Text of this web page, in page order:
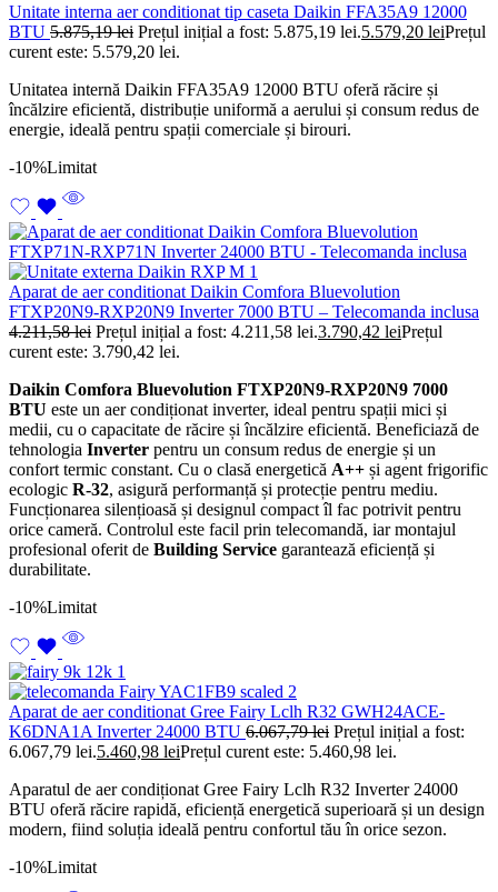
Unitate interna aer conditionat tip caseta Daikin FFA35A9 12000
BTU 5.875,19lei Prețul inițial a fost: 5.875,19 lei.5.579,20 leiPrețul
curent este: 5.579,20 lei.
Unitatea internă Daikin FFA35A9 12000 BTU oferă răcire și
încălzire eficientă, distribuție uniformă a aerului și consum redus de
energie, ideală pentru spații comerciale și birouri.
-10%Limitat
Aparat de aer conditionat Daikin Comfora Bluevolution
FTXP20N9-RXP20N9 Inverter 7000 BTU – Telecomanda inclusa
4.211,58lei Prețul inițial a fost: 4.211,58 lei.3.790,42 leiPrețul
curent este: 3.790,42 lei.
Daikin Comfora Bluevolution FTXP20N9-RXP20N9 7000
BTU este un aer condiționat inverter, ideal pentru spații mici și
medii, cu o capacitate de răcire și încălzire eficientă. Beneficiază de
tehnologia Inverter pentru un consum redus de energie și un
confort termic constant. Cu o clasă energetică A++ și agent frigorific
ecologic R-32, asigură performanță și protecție pentru mediu.
Funcționarea silențioasă și designul compact îl fac potrivit pentru
orice cameră. Controlul este facil prin telecomandă, iar montajul
profesional oferit de Building Service garantează eficiență și
durabilitate.
-10%Limitat
Aparat de aer conditionat Gree Fairy Lclh R32 GWH24ACE-
K6DNA1A Inverter 24000 BTU 6.067,79lei Prețul inițial a fost:
6.067,79 lei.5.460,98 leiPrețul curent este: 5.460,98 lei.
Aparatul de aer condiționat Gree Fairy Lclh R32 Inverter 24000
BTU oferă răcire rapidă, eficiență energetică superioară și un design
modern, fiind soluția ideală pentru confortul tău în orice sezon.
-10%Limitat